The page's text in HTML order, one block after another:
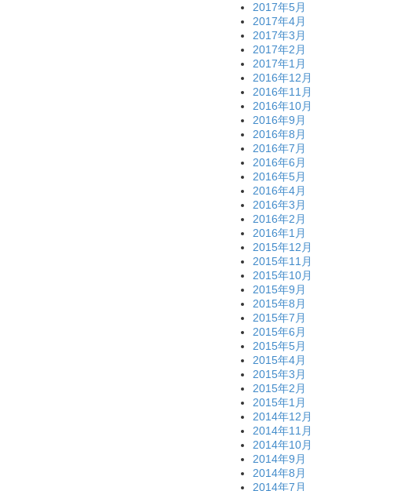
2017年5月
2017年4月
2017年3月
2017年2月
2017年1月
2016年12月
2016年11月
2016年10月
2016年9月
2016年8月
2016年7月
2016年6月
2016年5月
2016年4月
2016年3月
2016年2月
2016年1月
2015年12月
2015年11月
2015年10月
2015年9月
2015年8月
2015年7月
2015年6月
2015年5月
2015年4月
2015年3月
2015年2月
2015年1月
2014年12月
2014年11月
2014年10月
2014年9月
2014年8月
2014年7月